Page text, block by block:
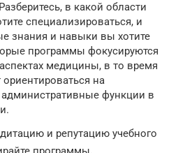
в какой области
специализироваться, и
знания и навыки вы хотите
программы фокусируются
медицины, в то время
ориентироваться на
функции в
и репутацию учебного